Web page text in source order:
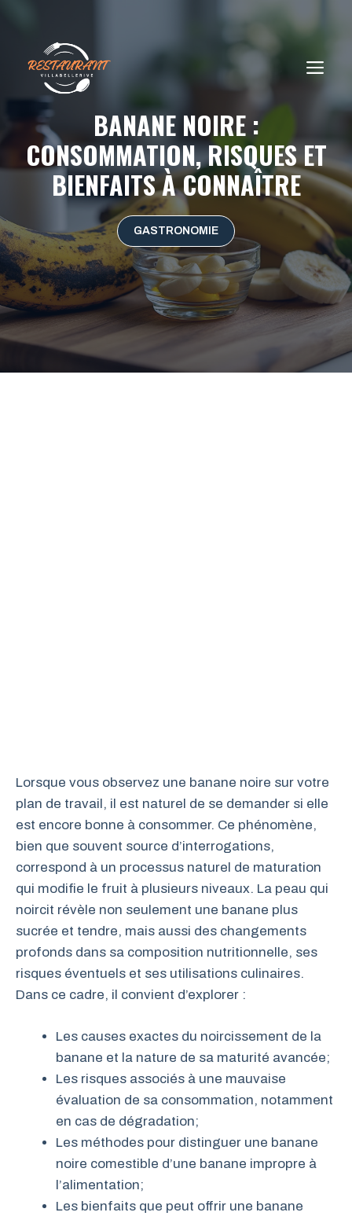
contenu
BANANE NOIRE :
CONSOMMATION, RISQUES ET
BIENFAITS À CONNAÎTRE
GASTRONOMIE
Lorsque vous observez une banane noire sur votre
plan de travail, il est naturel de se demander si elle
est encore bonne à consommer. Ce phénomène,
bien que souvent source d’interrogations,
correspond à un processus naturel de maturation
qui modifie le fruit à plusieurs niveaux. La peau qui
noircit révèle non seulement une banane plus
sucrée et tendre, mais aussi des changements
profonds dans sa composition nutritionnelle, ses
risques éventuels et ses utilisations culinaires.
Dans ce cadre, il convient d’explorer :
Les causes exactes du noircissement de la
banane et la nature de sa maturité avancée;
Les risques associés à une mauvaise
évaluation de sa consommation, notamment
en cas de dégradation;
Les méthodes pour distinguer une banane
noire comestible d’une banane impropre à
l’alimentation;
Les bienfaits que peut offrir une banane